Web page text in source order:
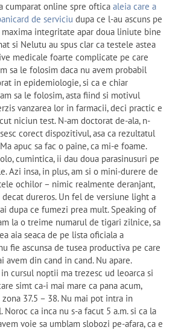
cumparat online spre oftica aleia care a
de serviciu dupa ce l-au ascuns pe
integritate apar doua liniute bine
si Nelutu au spus clar ca testele astea
medicale foarte complicate pe care
sa le folosim daca nu avem probabil
in epidemiologie, si ca e chiar
sa le folosim, asta fiind si motivul
vanzarea lor in farmacii, deci practic e
niciun test. N-am doctorat de-ala, n-
corect dispozitivul, asa ca rezultatul
apuc sa fac o paine, ca mi-e foame.
cumintica, ii dau doua parasinusuri pe
Azi insa, in plus, am si o mini-durere de
ochilor – nimic realmente deranjant,
dureros. Un fel de versiune light a
dupa ce fumezi prea mult. Speaking of
la o treime numarul de tigari zilnice, sa
aia seaca de pe lista oficiala a
fie ascunsa de tusea productiva pe care
avem din cand in cand. Nu apare.
cursul noptii ma trezesc ud leoarca si
simt ca-i mai mare ca pana acum,
37.5 – 38. Nu mai pot intra in
Noroc ca inca nu s-a facut 5 a.m. si ca la
voie sa umblam slobozi pe-afara, ca e